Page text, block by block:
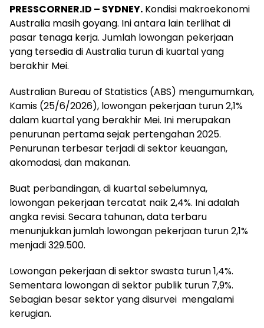
PRESSCORNER.ID – SYDNEY. Kondisi makroekonomi
Australia masih goyang. Ini antara lain terlihat di
pasar tenaga kerja. Jumlah lowongan pekerjaan
yang tersedia di Australia turun di kuartal yang
berakhir Mei.
Australian Bureau of Statistics (ABS) mengumumkan,
Kamis (25/6/2026), lowongan pekerjaan turun 2,1%
dalam kuartal yang berakhir Mei. Ini merupakan
penurunan pertama sejak pertengahan 2025.
Penurunan terbesar terjadi di sektor keuangan,
akomodasi, dan makanan.
Buat perbandingan, di kuartal sebelumnya,
lowongan pekerjaan tercatat naik 2,4%. Ini adalah
angka revisi. Secara tahunan, data terbaru
menunjukkan jumlah lowongan pekerjaan turun 2,1%
menjadi 329.500.
Lowongan pekerjaan di sektor swasta turun 1,4%.
Sementara lowongan di sektor publik turun 7,9%.
Sebagian besar sektor yang disurvei mengalami
kerugian.